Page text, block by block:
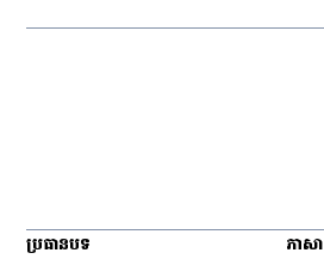
ប្រធានបទ ភាសា